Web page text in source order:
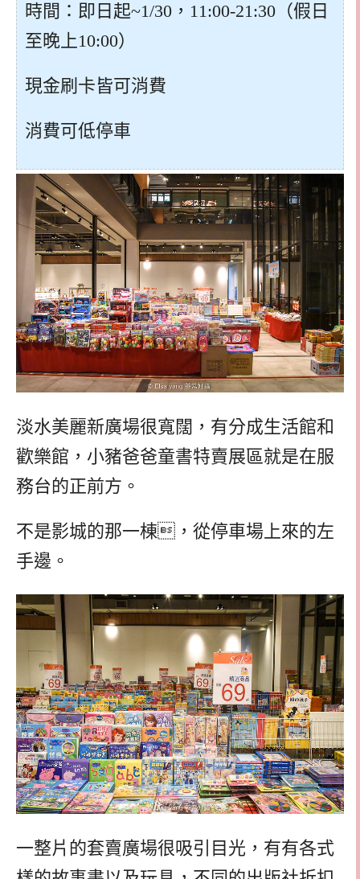
時間：即日起~1/30，11:00-21:30（假日
至晚上10:00）
現金刷卡皆可消費
消費可低停車
淡水美麗新廣場很寬闊，有分成生活館和
歡樂館，小豬爸爸童書特賣展區就是在服
務台的正前方。
不是影城的那一棟，從停車場上來的左
手邊。
一整片的套賣廣場很吸引目光，有有各式